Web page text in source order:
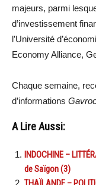
majeurs, parmi
d’investissement
l’Université
Economy Alliance,
Chaque semaine,
d’informations
A Lire Aussi:
INDOCHINE –
de Saïgon (3)